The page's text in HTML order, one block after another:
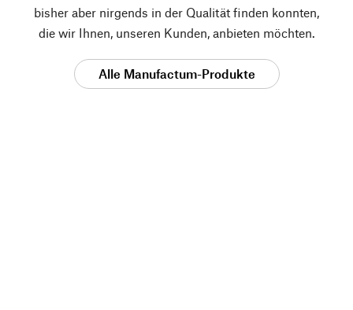
bisher aber nirgends in der Qualität finden konnten,
die wir Ihnen, unseren Kunden, anbieten möchten.
Alle Manufactum-Produkte